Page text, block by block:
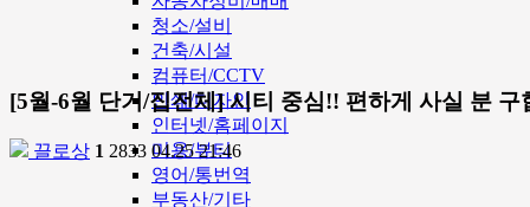
청소/설비
건축/시설
컴퓨터/CCTV
인쇄/디자인
인터넷/홈페이지
미용/뷰티
영어/통번역
부동산/기타
[5월-6월 단기/집전체] 시티 중심!! 편하게 사실 분 구
끌로상 1 2833 04.25 21:46